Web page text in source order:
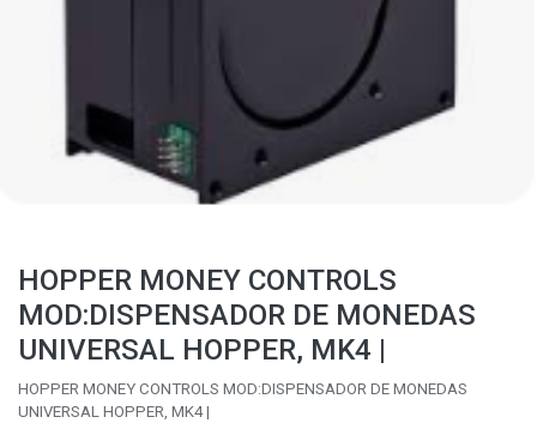
HOPPER MONEY CONTROLS
MOD:DISPENSADOR DE MONEDAS
UNIVERSAL HOPPER, MK4 |
HOPPER MONEY CONTROLS MOD:DISPENSADOR DE MONEDAS
UNIVERSAL HOPPER, MK4 |